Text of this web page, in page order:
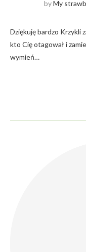
byMy
Dziękuję bardzo Krzykli
kto Cię otagował i
wymień…